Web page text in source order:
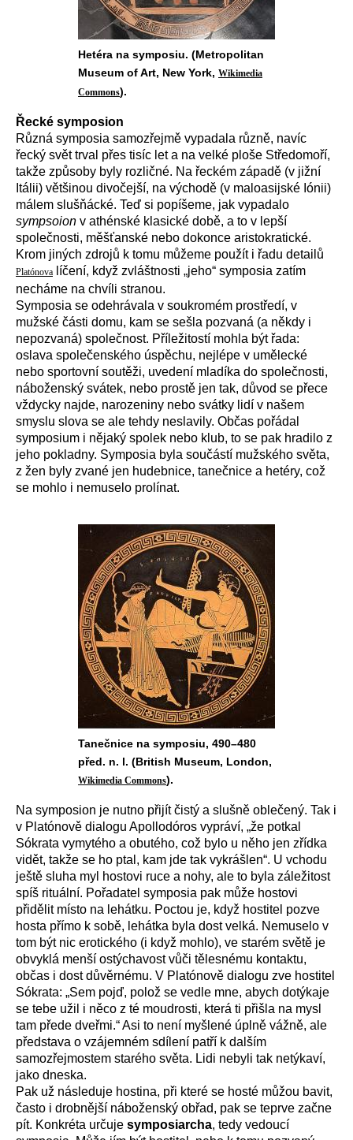
Hetéra na symposiu. (Metropolitan
Museum of Art, New York, Wikimedia
Commons).
Řecké symposion
Různá symposia samozřejmě vypadala různě, navíc
řecký svět trval přes tisíc let a na velké ploše Středomoří,
takže způsoby byly rozličné. Na řeckém západě (v jižní
Itálii) většinou divočejší, na východě (v maloasijské Iónii)
málem slušňácké. Teď si popíšeme, jak vypadalo
sympsoion v athénské klasické době, a to v lepší
společnosti, měšťanské nebo dokonce aristokratické.
Krom jiných zdrojů k tomu můžeme použít i řadu detailů
Platónova
líčení, když zvláštnosti „jeho“ symposia zatím
necháme na chvíli stranou.
Symposia se odehrávala v soukromém prostředí, v
mužské části domu, kam se sešla pozvaná (a někdy i
nepozvaná) společnost. Příležitostí mohla být řada:
oslava společenského úspěchu, nejlépe v umělecké
nebo sportovní soutěži, uvedení mladíka do společnosti,
náboženský svátek, nebo prostě jen tak, důvod se přece
vždycky najde, narozeniny nebo svátky lidí v našem
smyslu slova se ale tehdy neslavily. Občas pořádal
symposium i nějaký spolek nebo klub, to se pak hradilo z
jeho pokladny. Symposia byla součástí mužského světa,
z žen byly zvané jen hudebnice, tanečnice a hetéry, což
se mohlo i nemuselo prolínat.
Tanečnice na symposiu, 490–480
před. n. l. (British Museum, London,
Wikimedia Commons).
Na symposion je nutno přijít čistý a slušně oblečený. Tak i
v Platónově dialogu Apollodóros vypráví, „že potkal
Sókrata vymytého a obutého, což bylo u něho jen zřídka
vidět, takže se ho ptal, kam jde tak vykrášlen“. U vchodu
ještě sluha myl hostovi ruce a nohy, ale to byla záležitost
spíš rituální. Pořadatel symposia pak může hostovi
přidělit místo na lehátku. Poctou je, když hostitel pozve
hosta přímo k sobě, lehátka byla dost velká. Nemuselo v
tom být nic erotického (i když mohlo), ve starém světě je
obvyklá menší ostýchavost vůči tělesnému kontaktu,
občas i dost důvěrnému. V Platónově dialogu zve hostitel
Sókrata: „Sem pojď, polož se vedle mne, abych dotýkaje
se tebe užil i něco z té moudrosti, která ti přišla na mysl
tam přede dveřmi.“ Asi to není myšlené úplně vážně, ale
představa o vzájemném sdílení patří k dalším
samozřejmostem starého světa. Lidi nebyli tak netýkaví,
jako dneska.
Pak už následuje hostina, při které se hosté můžou bavit,
často i drobnější náboženský obřad, pak se teprve začne
pít. Konkréta určuje symposiarcha, tedy vedoucí